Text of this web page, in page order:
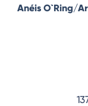
Anéis O`Ring/